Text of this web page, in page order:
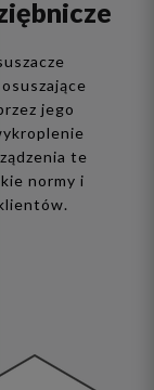
jego
te
normy i